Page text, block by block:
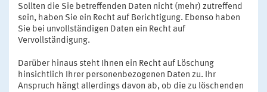
Sollten die Sie betreffenden Daten nicht (mehr) zutreffend
sein, haben Sie ein Recht auf Berichtigung. Ebenso haben
Sie bei unvollständigen Daten ein Recht auf
Vervollständigung.
Darüber hinaus steht Ihnen ein Recht auf Löschung
hinsichtlich Ihrer personenbezogenen Daten zu. Ihr
Anspruch hängt allerdings davon ab, ob die zu löschenden